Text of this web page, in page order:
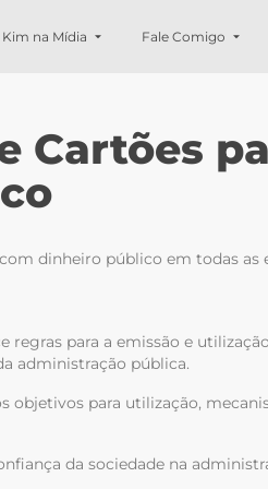
Kim na Mídia Fale Comigo
Cartões
dinheiro público em todas as
regras para a emissão e
administração pública.
objetivos para utilização,
da sociedade na